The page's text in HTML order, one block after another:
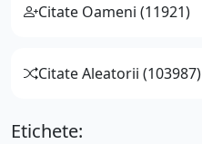
Citate Oameni (11921)
Citate Aleatorii (103987)
Etichete: